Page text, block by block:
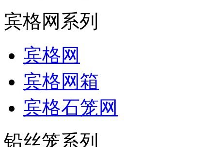
宾格网系列
宾格网
宾格网箱
宾格石笼网
铅丝笼系列